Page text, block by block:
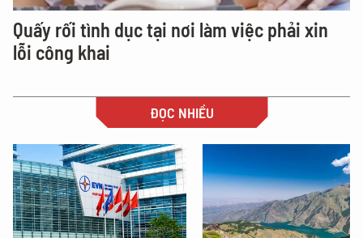
Quấy rối tình dục tại nơi làm việc phải xin
lỗi công khai
ĐỌC NHIỀU